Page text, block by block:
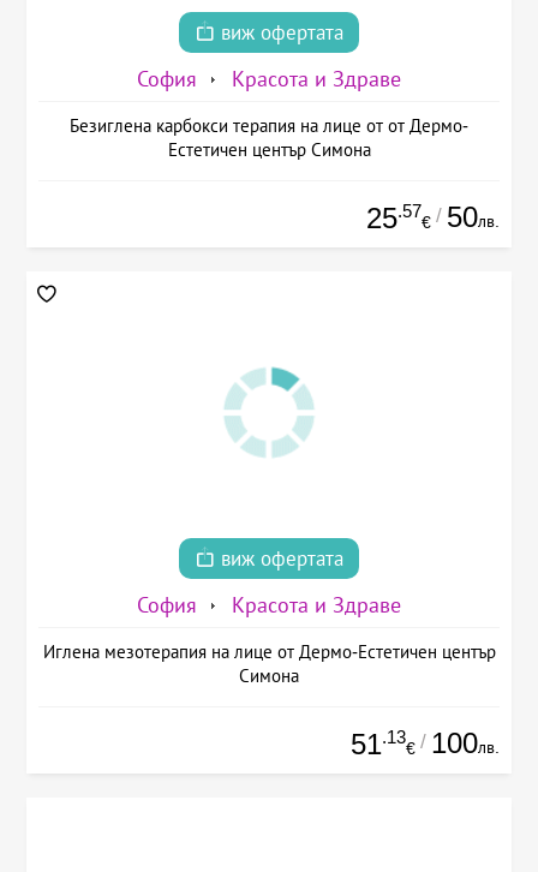
виж офертата
София Красота и Здраве
Безиглена карбокси терапия на лице от от Дермо-
Естетичен център Симона
25.57
€ / 50лв.
виж офертата
София Красота и Здраве
Иглена мезотерапия на лице от Дермо-Естетичен център
Симона
51.13
€ / 100лв.